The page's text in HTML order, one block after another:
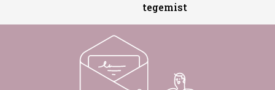
tegemist